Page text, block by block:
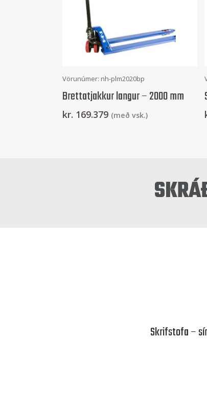
Frekari Upplýsingar
Vörunúmer: nh-plm2020bp
Brettatjakkur langur – 2000 mm
kr. 169.379 (með vsk.)
Skrifstofa –